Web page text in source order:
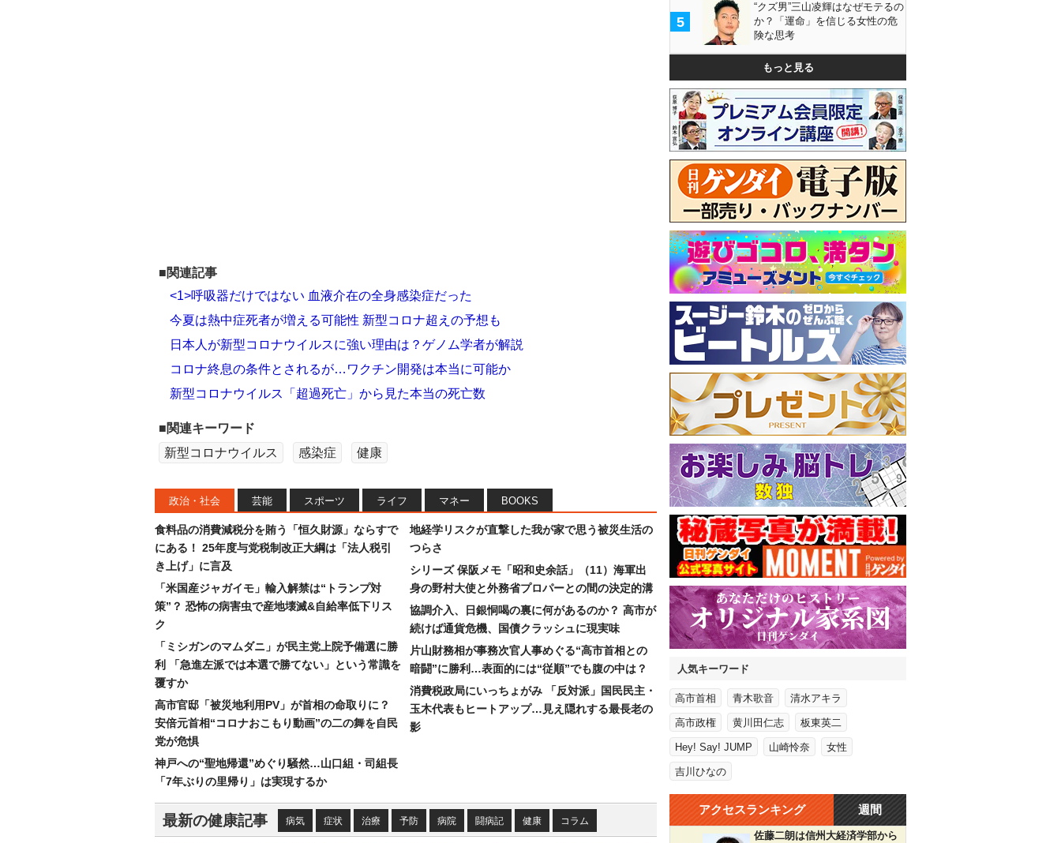
■関連記事
<1>呼吸器だけではない 血液介在の全身感染症だった
今夏は熱中症死者が増える可能性 新型コロナ超えの予想も
日本人が新型コロナウイルスに強い理由は？ゲノム学者が解説
コロナ終息の条件とされるが…ワクチン開発は本当に可能か
新型コロナウイルス「超過死亡」から見た本当の死亡数
■関連キーワード
新型コロナウイルス
感染症 健康
政治・社会 芸能 スポーツ ライフ マネー BOOKS
食料品の消費減税分を賄う「恒久財源」ならすで
にある！ 25年度与党税制改正大綱は「法人税引
き上げ」に言及
「米国産ジャガイモ」輸入解禁は“トランプ対
策”？ 恐怖の病害虫で産地壊滅&自給率低下リス
ク
「ミシガンのマムダニ」が民主党上院予備選に勝
利 「急進左派では本選で勝てない」という常識を
覆すか
高市官邸「被災地利用PV」が首相の命取りに？
安倍元首相“コロナおこもり動画”の二の舞を自民
党が危惧
神戸への“聖地帰還”めぐり騒然…山口組・司組長
「7年ぶりの里帰り」は実現するか
地経学リスクが直撃した我が家で思う被災生活の
つらさ
シリーズ 保阪メモ「昭和史余話」（11）海軍出
身の野村大使と外務省プロパーとの間の決定的溝
協調介入、日銀恫喝の裏に何があるのか？ 高市が
続けば通貨危機、国債クラッシュに現実味
片山財務相が事務次官人事めぐる“高市首相との
暗闘”に勝利…表面的には“従順”でも腹の中は？
消費税政局にいっちょがみ 「反対派」国民民主・
玉木代表もヒートアップ…見え隠れする最長老の
影
最新の健康記事 病気 症状 治療 予防 病院 闘病記 健康 コラム
5
“クズ男”三山凌輝はなぜモテるの
か？「運命」を信じる女性の危
険な思考
もっと見る
人気キーワード
高市首相 青木歌音 清水アキラ
高市政権 黄川田仁志 板東英二
Hey! Say! JUMP 山崎怜奈 女性
吉川ひなの
アクセスランキング 週間
佐藤二朗は信州大経済学部から